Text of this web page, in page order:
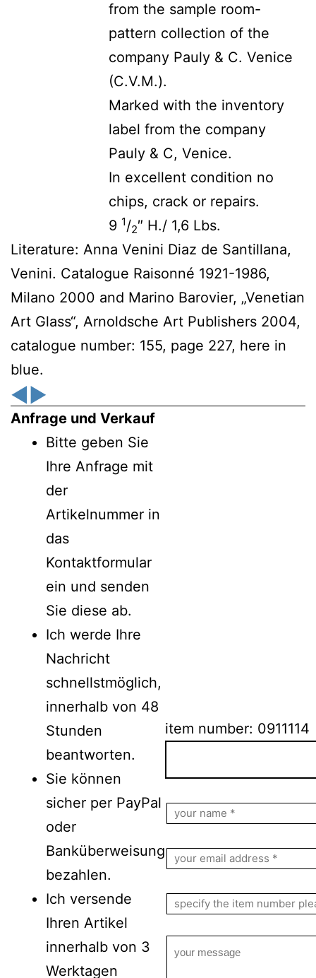
from the sample room-
pattern collection of the
company Pauly & C. Venice
(C.V.M.).
Marked with the inventory
label from the company
Pauly & C, Venice.
In excellent condition no
chips, crack or repairs.
9 1/2″ H./ 1,6 Lbs.
Literature: Anna Venini Diaz de Santillana,
Venini. Catalogue Raisonné 1921-1986,
Milano 2000 and Marino Barovier, „Venetian
Art Glass“, Arnoldsche Art Publishers 2004,
catalogue number: 155, page 227, here in
blue.
◀▶
Anfrage und Verkauf
Bitte geben Sie
Ihre Anfrage mit
der
Artikelnummer in
das
Kontaktformular
ein und senden
Sie diese ab.
Ich werde Ihre
Nachricht
schnellstmöglich,
innerhalb von 48
Stunden
beantworten.
Sie können
sicher per PayPal
oder
Banküberweisung
bezahlen.
Ich versende
Ihren Artikel
innerhalb von 3
Werktagen
item number: 0911114